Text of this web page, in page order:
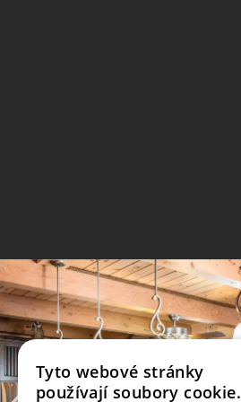
Tyto webové stránky
používají soubory cookie.